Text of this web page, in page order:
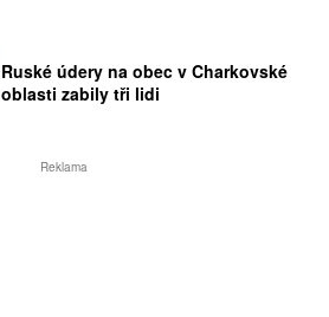
Ruské údery na obec v Charkovské
oblasti zabily tři lidi
Reklama